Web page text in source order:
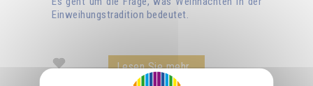
Einweihungstradition bedeutet.
Lesen Sie mehr...